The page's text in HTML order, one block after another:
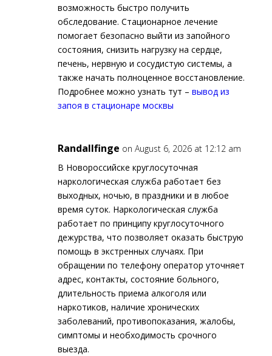
возможность быстро получить
обследование. Стационарное лечение
помогает безопасно выйти из запойного
состояния, снизить нагрузку на сердце,
печень, нервную и сосудистую системы, а
также начать полноценное восстановление.
Подробнее можно узнать тут – вывод из
запоя в стационаре москвы
Randallfinge on August 6, 2026 at 12:12 am
В Новороссийске круглосуточная
наркологическая служба работает без
выходных, ночью, в праздники и в любое
время суток. Наркологическая служба
работает по принципу круглосуточного
дежурства, что позволяет оказать быструю
помощь в экстренных случаях. При
обращении по телефону оператор уточняет
адрес, контакты, состояние больного,
длительность приема алкоголя или
наркотиков, наличие хронических
заболеваний, противопоказания, жалобы,
симптомы и необходимость срочного
выезда.